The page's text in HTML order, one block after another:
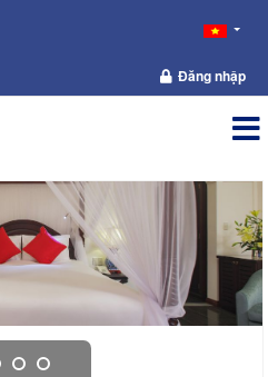
Đăng nhập